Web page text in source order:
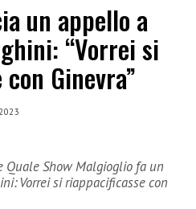
un appello a
“Vorrei si
Ginevra”
Quale Show Malgioglio fa un
Vorrei si riappacificasse con